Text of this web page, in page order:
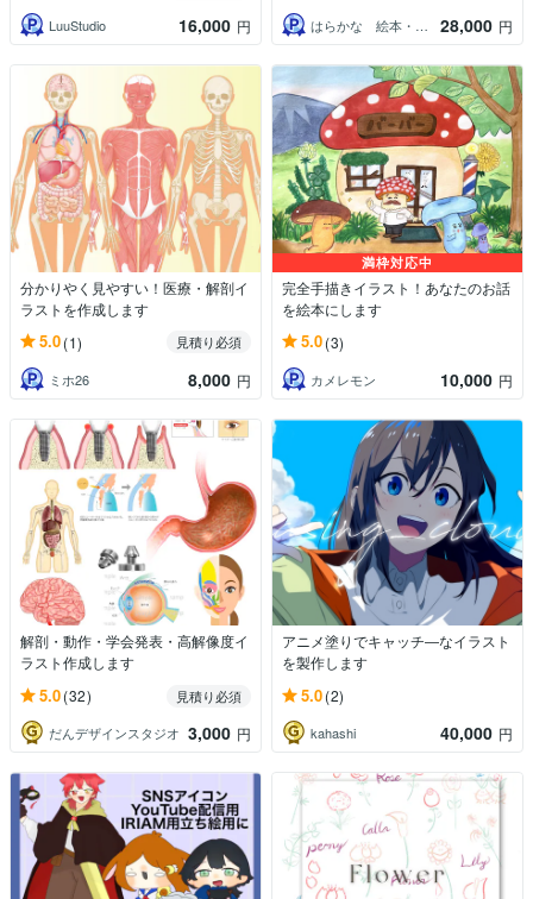
LuuStudio
16,000 円 はらかな 絵本・水彩イラスト 28,000 円
分かりやく見やすい！医療・解剖イ
ラストを作成します
5.0(1)
見積り必須
ミホ26
8,000 円
満枠対応中
完全手描きイラスト！あなたのお話
を絵本にします
5.0(3)
カメレモン 10,000 円
解剖・動作・学会発表・高解像度イ
ラスト作成します
5.0(32)
見積り必須
だんデザインスタジオ 3,000 円
アニメ塗りでキャッチ―なイラスト
を製作します
5.0(2)
kahashi 40,000 円